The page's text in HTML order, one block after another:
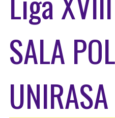
SALA
UNIRASA